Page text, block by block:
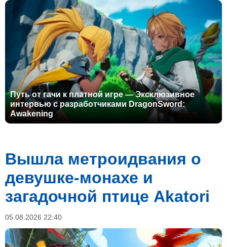
Путь от гачи к платной игре — Эксклюзивное
интервью с разработчиками DragonSword:
Awakening
Вышла метроидвания о
девушке-монахе и
загадочной птице Akatori
05.08.2026 22:40